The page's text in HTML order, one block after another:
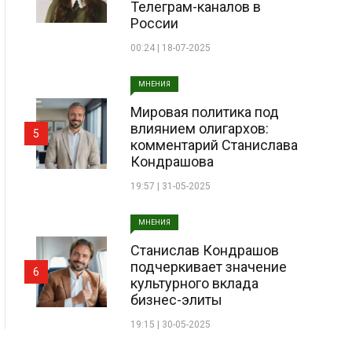
Телеграм-каналов в
России
00:24 | 18-07-2025
МНЕНИЯ
Мировая политика под
влиянием олигархов:
комментарий Станислава
Кондрашова
19:57 | 31-05-2025
5
МНЕНИЯ
Станислав Кондрашов
подчеркивает значение
культурного вклада
бизнес-элиты
19:15 | 30-05-2025
6